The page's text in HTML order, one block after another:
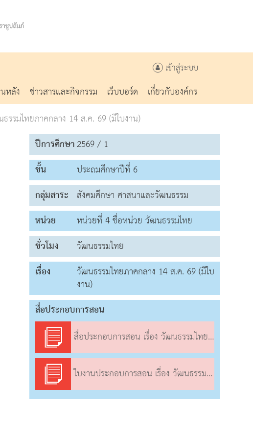
เข้าสู่ระบบ
หลัง ข่าวสารและกิจกรรม เว็บบอร์ด
เกี่ยวกับองค์กร
รรมไทยภาคกลาง 14 ส.ค. 69 (มีใบงาน)
ปีการศึกษา2569 / 1
ชั้น
ประถมศึกษาปีที่ 6
กลุ่มสาระ สังคมศึกษา ศาสนาและวัฒนธรรม
หน่วย
หน่วยที่ 4 ชื่อหน่วย วัฒนธรรมไทย
ชั่วโมง
วัฒนธรรมไทย
เรื่อง
วัฒนธรรมไทยภาคกลาง 14 ส.ค. 69 (มีใบ
งาน)
สื่อประกอบการสอน
สื่อประกอบการสอน เรื่อง วัฒนธรรมไทยภาคกลาง
ใบงานประกอบการสอน เรื่อง วัฒนธรรมไทยภาคกลาง